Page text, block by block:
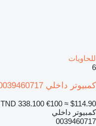
للحاويات
6
كمبيوتر داخلي Still 0039460717 لـ رافعة للحاويات
TND 338.100 €100 ≈ $114.90
كمبيوتر داخلي
0039460717